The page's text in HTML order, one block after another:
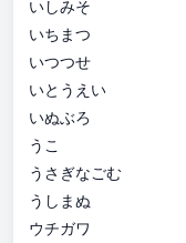
いしみそ
いちまつ
いつつせ
いとうえい
いぬぶろ
うこ
うさぎなごむ
うしまぬ
ウチガワ